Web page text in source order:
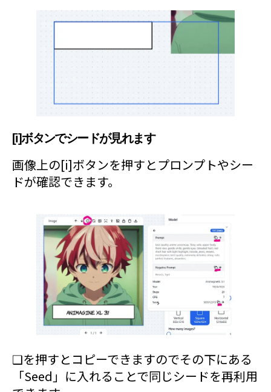
[i]ボタンでシードが見れます
画像上の[i]ボタンを押すとプロンプトやシー
ドが確認できます。
❑を押すとコピーできますのでその下にある
「Seed」に入れることで同じシードを再利用